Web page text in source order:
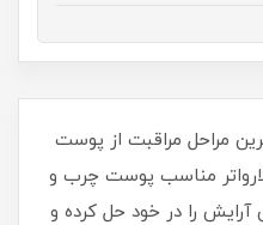
مراحل مراقبت از پوست
مناسب پوست چرب و
را در خود حل کرده و